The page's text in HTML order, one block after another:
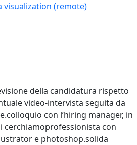
visualization (remote)
della candidatura rispetto
video‑intervista seguita da
con l’hiring manager, in
cerchiamoprofessionista con
e photoshop.solida